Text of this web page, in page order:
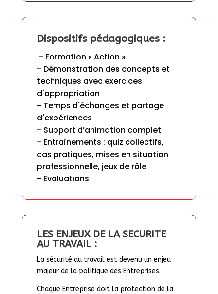
Dispositifs pédagogiques :
- Démonstration des concepts et
techniques avec exercices
d'appropriation
- Temps d'échanges et partage
d'expériences
- Support d’animation complet
- Entraînements : quiz collectifs,
cas pratiques, mises en situation
professionnelle, jeux de rôle
- Evaluations
LES ENJEUX DE LA SECURITE
AU TRAVAIL :
La sécurité au travail est devenu un enjeu
majeur de la politique des Entreprises.
Chaque Entreprise doit la protection de la